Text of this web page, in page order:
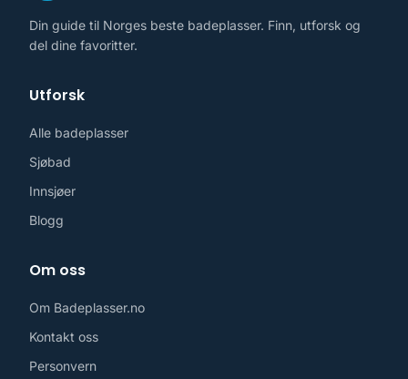
Din guide til Norges beste badeplasser. Finn, utforsk og
del dine favoritter.
Utforsk
Alle badeplasser
Sjøbad
Innsjøer
Blogg
Om oss
Om Badeplasser.no
Kontakt oss
Personvern